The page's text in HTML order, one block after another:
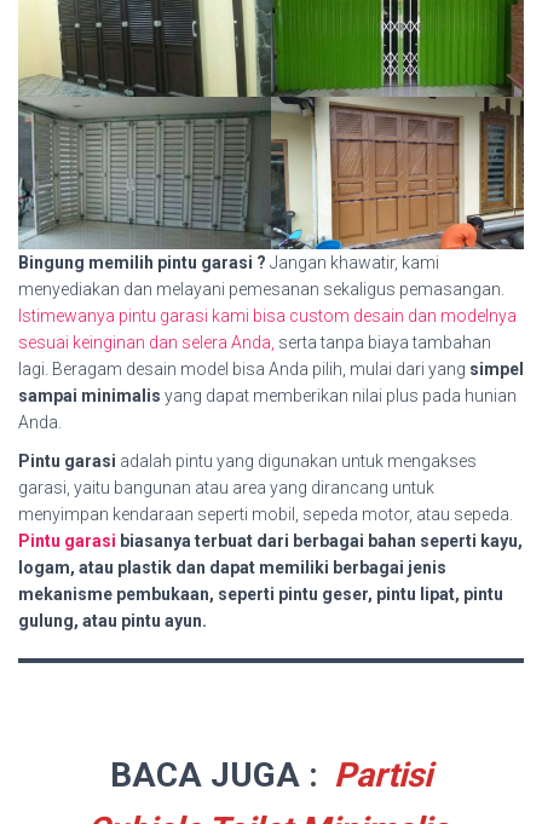
Bingung memilih pintu garasi ? Jangan khawatir, kami
menyediakan dan melayani pemesanan sekaligus pemasangan.
Istimewanya pintu garasi kami bisa custom desain dan modelnya
sesuai keinginan dan selera Anda, serta tanpa biaya tambahan
lagi. Beragam desain model bisa Anda pilih, mulai dari yang simpel
sampai minimalis yang dapat memberikan nilai plus pada hunian
Anda.
Pintu garasi adalah pintu yang digunakan untuk mengakses
garasi, yaitu bangunan atau area yang dirancang untuk
menyimpan kendaraan seperti mobil, sepeda motor, atau sepeda.
Pintu garasi biasanya terbuat dari berbagai bahan seperti kayu,
logam, atau plastik dan dapat memiliki berbagai jenis
mekanisme pembukaan, seperti pintu geser, pintu lipat, pintu
gulung, atau pintu ayun.
BACA JUGA : Partisi